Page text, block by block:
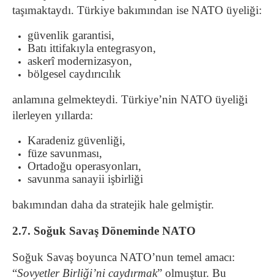
taşımaktaydı. Türkiye bakımından ise NATO üyeliği:
güvenlik garantisi,
Batı ittifakıyla entegrasyon,
askerî modernizasyon,
bölgesel caydırıcılık
anlamına gelmekteydi. Türkiye’nin NATO üyeliği
ilerleyen yıllarda:
Karadeniz güvenliği,
füze savunması,
Ortadoğu operasyonları,
savunma sanayii işbirliği
bakımından daha da stratejik hale gelmiştir.
2.7. Soğuk Savaş Döneminde NATO
Soğuk Savaş boyunca NATO’nun temel amacı:
“Sovyetler Birliği’ni caydırmak” olmuştur. Bu